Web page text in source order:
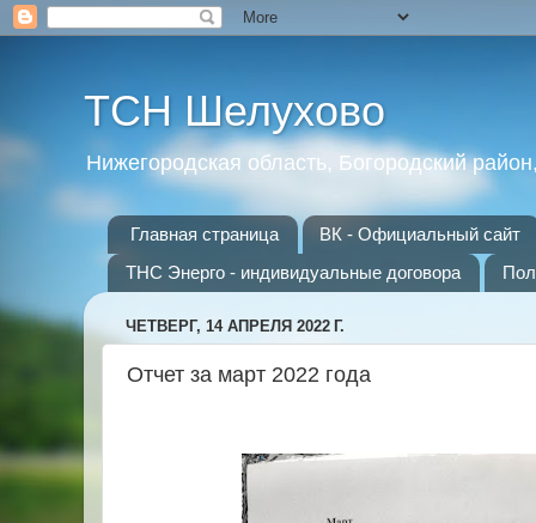
ТСН Шелухово
Нижегородская область, Богородский
Главная страница
ВК - Официальный сайт
ТНС Энерго - индивидуальные договора
ЧЕТВЕРГ, 14 АПРЕЛЯ 2022 Г.
Отчет за март 2022 года